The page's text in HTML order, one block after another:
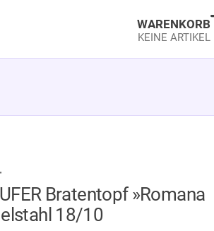
WARENKORB
KEINE ARTIKEL
Bratentopf »Romana
18/10